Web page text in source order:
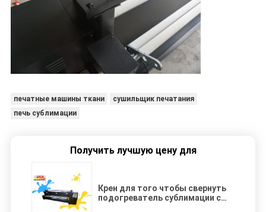
печатные машины ткани
сушильщик печатания
печь сублимации
Получить лучшую цену для
Крен для того чтобы свернуть
подогреватель сублимации с